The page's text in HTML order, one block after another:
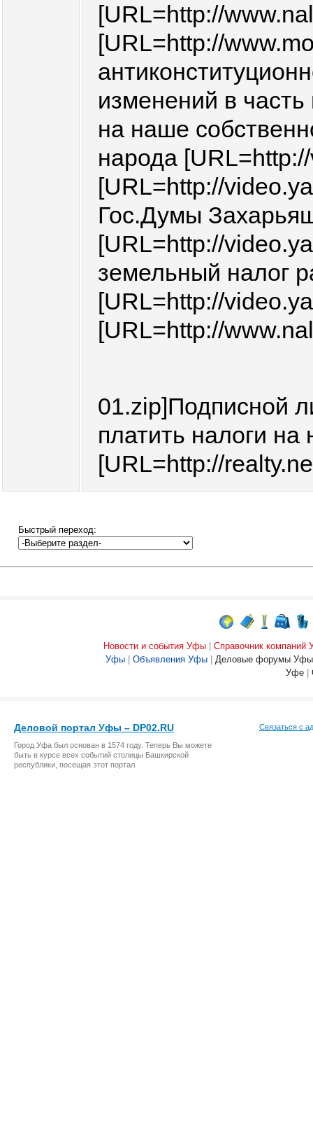
[URL=http://
[URL=http://
изменений в
на наше
народа
[URL=http://
Гос.Думы
[URL=http://
земельный налог
[URL=http://
[URL=http://
01.zip]Подписной
платить налоги
[URL=http://
Быстрый переход:
Новости и события Уфы
Справочник компаний
Уфы
Объявления Уфы
Деловые форумы Уфы
Уфе
Деловой портал Уфы – DP02.RU
Город Уфа был основан в 1574 году. Теперь Вы можете
быть в курсе всех событий столицы Башкирской
республики, посещая этот портал.
Связаться с